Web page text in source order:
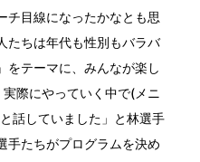
チ目線になったかなとも思
たちは年代も性別もバラバ
をテーマに、みんなが楽し
際にやっていく中で(メニ
話していました」と林選手
手たちがプログラムを決め